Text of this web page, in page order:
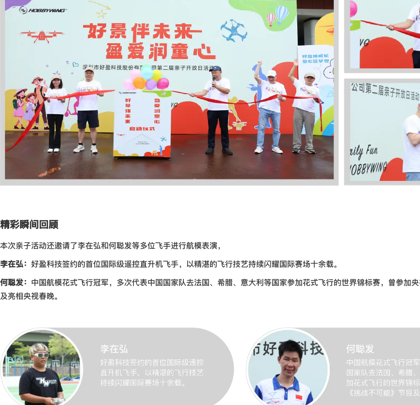
精彩瞬间回顾
本次亲子活动还邀请了李在弘和何聪发等多位飞手进行航模表演，
李在弘： 好盈科技签约的首位国际级遥控直升机飞手，以精湛的飞行技艺持续闪耀国际赛场十余载。
何聪发： 中国航模花式飞行冠军，多次代表中国国家队去法国、希腊、意大利等国家参加花式飞行的世界锦标赛，曾参加
及亮相央视春晚。